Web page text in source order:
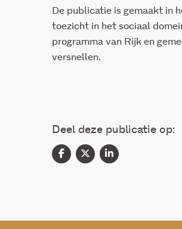
De publicatie is gemaakt in
toezicht in het sociaal
programma van Rijk en
versnellen.
Deel deze publicatie op: